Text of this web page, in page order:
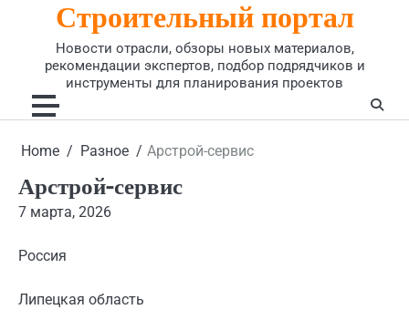
Строительный портал
Новости отрасли, обзоры новых материалов,
рекомендации экспертов, подбор подрядчиков и
инструменты для планирования проектов
Home Разное Арстрой-сервис
Арстрой-сервис
7 марта, 2026
Россия
Липецкая область